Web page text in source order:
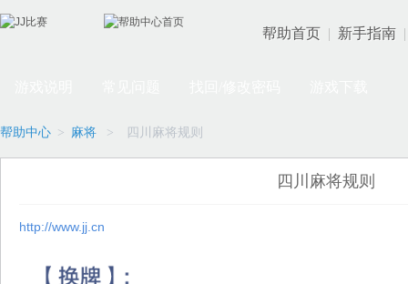
帮助首页 | 新手指南 |
帮助中心 > 麻将 > 四川麻将规则
四川麻将规则
http://www.jj.cn